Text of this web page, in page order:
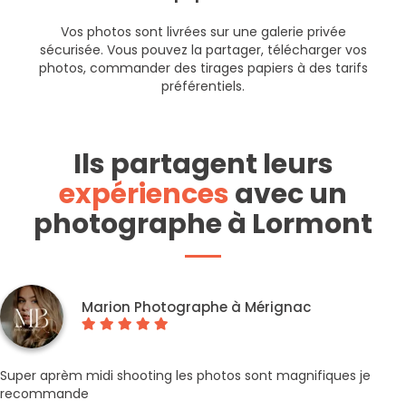
Vos photos sont livrées sur une galerie privée
sécurisée. Vous pouvez la partager, télécharger vos
photos, commander des tirages papiers à des tarifs
préférentiels.
Ils partagent leurs
expériencesavec un
photographe à Lormont
Marion Photographe à Mérignac
Super aprèm midi shooting les photos sont magnifiques je
recommande